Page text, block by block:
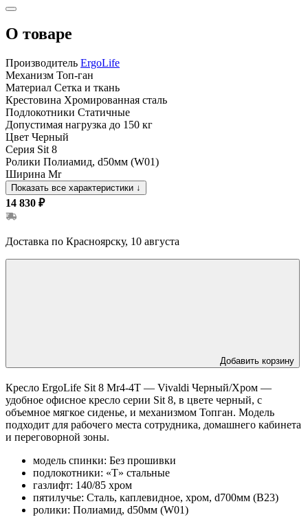
О товаре
Производитель ErgoLife
Механизм Топ-ган
Материал Сетка и ткань
Крестовина Хромированная сталь
Подлокотники Статичные
Допустимая нагрузка до 150 кг
Цвет Черный
Серия Sit 8
Ролики Полиамид, d50мм (W01)
Ширина Mr
Показать все характеристики ↓
14 830 ₽
Доставка по Красноярску, 10 августа
Добавить корзину
Кресло ErgoLife Sit 8 Mr4-4T — Vivaldi Черный/Хром —
удобное офисное кресло серии Sit 8, в цвете черный, с
объемное мягкое сиденье, и механизмом Топган. Модель
подходит для рабочего места сотрудника, домашнего кабинета
и переговорной зоны.
модель спинки: Без прошивки
подлокотники: «T» стальные
газлифт: 140/85 хром
пятилучье: Сталь, каплевидное, хром, d700мм (B23)
ролики: Полиамид, d50мм (W01)